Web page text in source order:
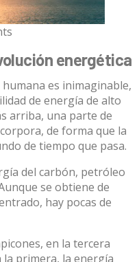
energética
es inimaginable,
de energía de alto
arriba, una parte de
de forma que la
de tiempo que pasa.
del carbón, petróleo
se obtiene de
hay pocas de
en la tercera
la primera, la energía